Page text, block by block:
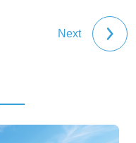
Next